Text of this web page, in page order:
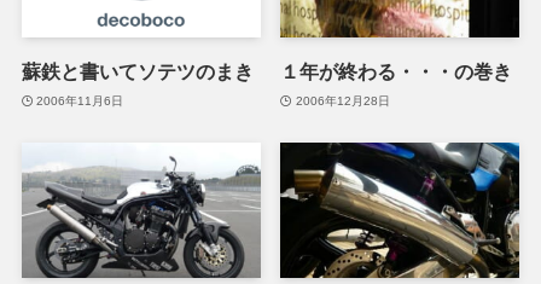
蘇鉄と書いてソテツのまき
2006年11月6日
１年が終わる・・・の巻き
2006年12月28日